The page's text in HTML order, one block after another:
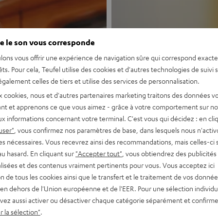
MOTIV®
Enceinte
Découvrir
Nouveau
le son vous corresponde
vous offrir une expérience de navigation sûre qui correspond
Pour cela, Teufel utilise des cookies et d'autres technologies de suivi
celles de tiers et utilise des services de personnalisation.
cookies, nous et d'autres partenaires marketing traitons des données
et apprenons ce que vous aimez - grâce à votre comportement sur
informations concernant votre terminal. C'est vous qui décidez : en
, vous confirmez nos paramètres de base, dans lesquels nous
nécessaires. Vous recevrez ainsi des recommandations, mais celles-ci
hasard. En cliquant sur "Accepter tout" , vous obtiendrez des publicités
et des contenus vraiment pertinents pour vous. Vous acceptez ici
de tous les cookies ainsi que le transfert et le traitement de vos
dehors de l'Union européenne et de l'EER. Pour une sélection
aussi activer ou désactiver chaque catégorie séparément et
la sélection"